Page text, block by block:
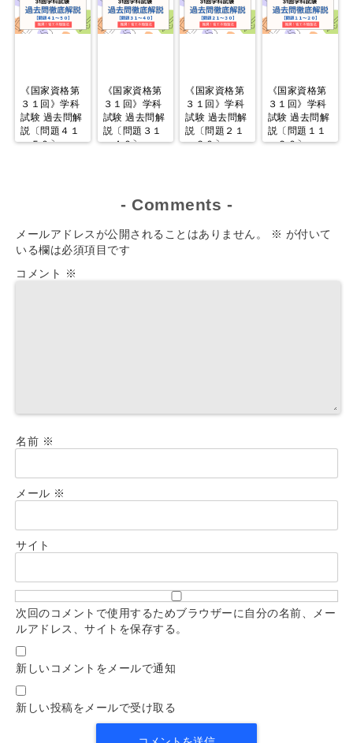
《国家資格第
３１回》学科
試験 過去問解
説〔問題４１
～５０〕
《国家資格第
３１回》学科
試験 過去問解
説〔問題３１
～４０〕
《国家資格第
３１回》学科
試験 過去問解
説〔問題２１
～３０〕
《国家資格第
３１回》学科
試験 過去問解
説〔問題１１
～２０〕
- Comments -
メールアドレスが公開されることはありません。 ※ が付いて
いる欄は必須項目です
コメント
※
名前 ※
メール ※
サイト
次回のコメントで使用するためブラウザーに自分の名前、メー
ルアドレス、サイトを保存する。
新しいコメントをメールで通知
新しい投稿をメールで受け取る